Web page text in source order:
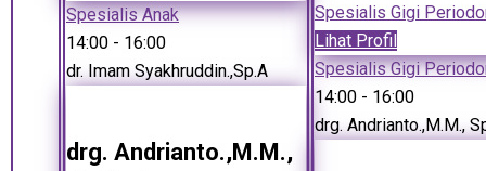
Spesialis Anak
14:00 - 16:00
dr. Imam Syakhruddin.,Sp.A
drg. Andrianto.,M.M.,
Spesialis Gigi
Lihat Profil
Spesialis Gigi
14:00 - 16:00
drg. Andrianto.,M.M.,